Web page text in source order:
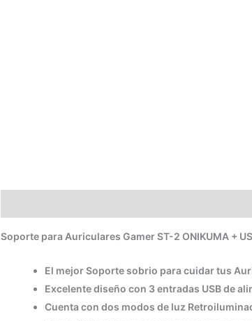
Soporte para Auriculares Gamer ST-2 ONIKUMA +
El mejor Soporte sobrio para cuidar tus
Excelente diseño con 3 entradas USB de
Cuenta con dos modos de luz